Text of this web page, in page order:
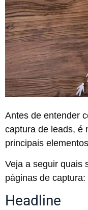
Antes de entender
captura de leads, é
principais
Veja a seguir quais
páginas de captura:
Headline